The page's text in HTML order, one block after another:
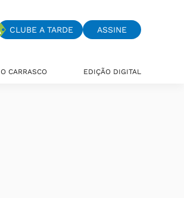
CLUBE A TARDE ASSINE
O CARRASCO EDIÇÃO DIGITAL